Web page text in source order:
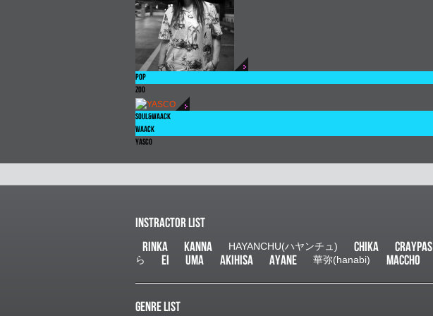
POP
ZOO
SOUL&WAACK
WAACK
YASCO
INSTRACTOR LIST
RINKA
KANNA HAYANCHU(ハヤンチュ) CHIKA CRAYPAS
ら
EI UMA AKIHISA AYANE 華弥(hanabi) MACCHO
GENRE LIST